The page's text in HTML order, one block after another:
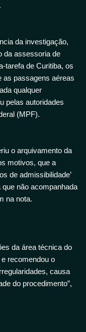
da investigação,
da assessoria de
tarefa de Curitiba, os
as passagens aéreas
qualquer
pelas autoridades
(MPF).
o arquivamento da
motivos, que a
de admissibilidade’
não acompanhada
na nota.
da área técnica do
recomendou o
causa
do procedimento”,